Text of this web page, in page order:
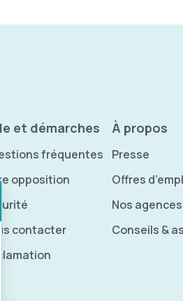
et démarches
fréquentes
opposition
contacter
À propos
Presse
Offres
Nos agences
Conseils &